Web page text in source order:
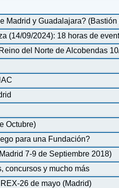
Madrid y Guadalajara?
(14/09/2024): 18 horas de
del Norte de Alcobendas
Octubre)
para una Fundación?
7-9 de Septiembre 2018)
concursos y mucho más
26 de mayo (Madrid)